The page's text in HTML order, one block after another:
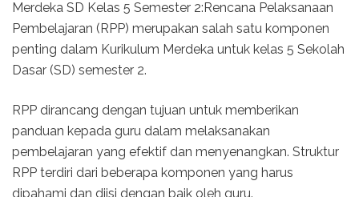
Merdeka SD Kelas 5 Semester 2:Rencana Pelaksanaan
Pembelajaran (RPP) merupakan salah satu komponen
penting dalam Kurikulum Merdeka untuk kelas 5 Sekolah
Dasar (SD) semester 2.
RPP dirancang dengan tujuan untuk memberikan
panduan kepada guru dalam melaksanakan
pembelajaran yang efektif dan menyenangkan. Struktur
RPP terdiri dari beberapa komponen yang harus
dipahami dan diisi dengan baik oleh guru.